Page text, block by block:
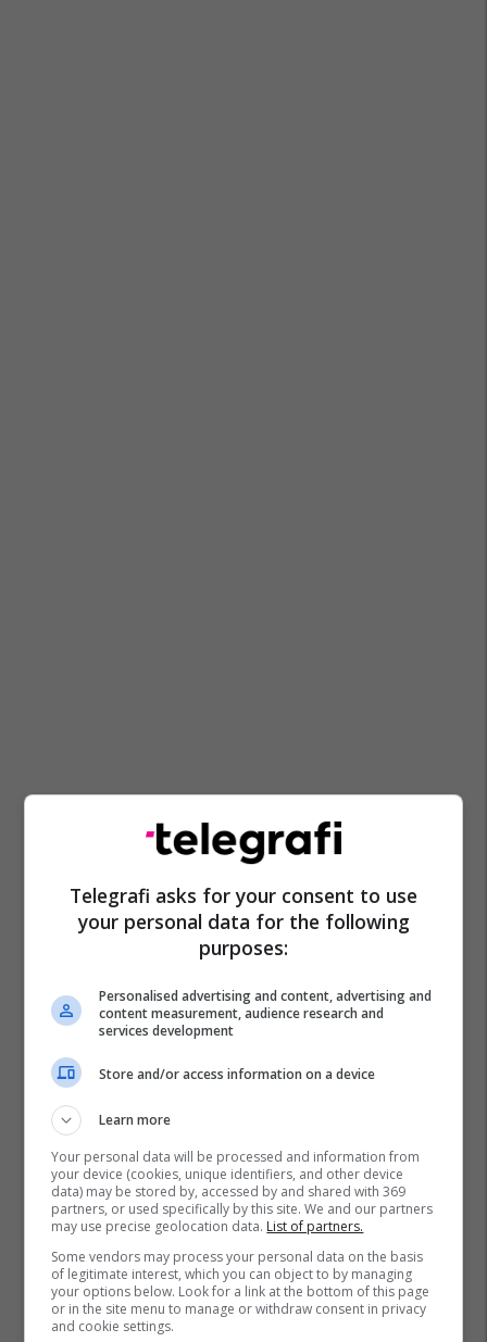
Policia E Kosoves
Telegrafi asks for your consent to use
your personal data for the following
purposes:
Personalised advertising and content, advertising and
content measurement, audience research and
services development
Store and/or access information on a device
Learn more
Your personal data will be processed and information from
your device (cookies, unique identifiers, and other device
data) may be stored by, accessed by and shared with 369
partners, or used specifically by this site. We and our partners
may use precise geolocation data. List of partners.
Some vendors may process your personal data on the basis
of legitimate interest, which you can object to by managing
your options below. Look for a link at the bottom of this page
or in the site menu to manage or withdraw consent in privacy
and cookie settings.